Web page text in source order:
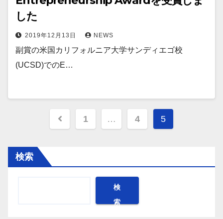
した
2019年12月13日 NEWS
副賞の米国カリフォルニア大学サンディエゴ校
(UCSD)でのE…
投
の
1 … 4 5
検索
検
索